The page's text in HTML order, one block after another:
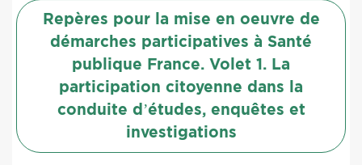
Repères pour la mise en oeuvre de
démarches participatives à Santé
publique France. Volet 1. La
participation citoyenne dans la
conduite d’études, enquêtes et
investigations